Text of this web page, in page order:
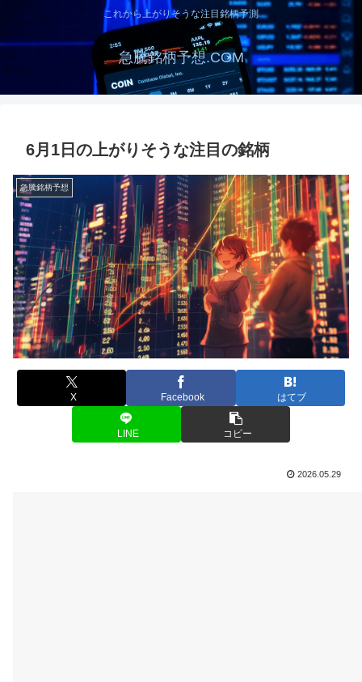
これから上がりそうな注目銘柄予測
急騰銘柄予想.COM
6月1日の上がりそうな注目の銘柄
急騰銘柄予想
X Facebook はてブ
LINE コピー
2026.05.29